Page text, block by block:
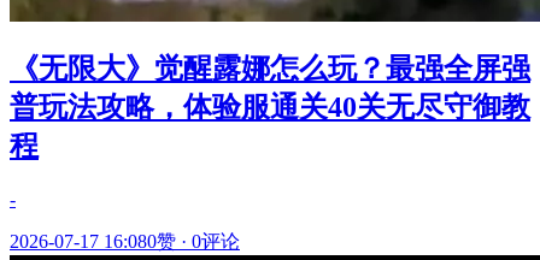
《无限大》觉醒露娜怎么玩？最强全屏强
普玩法攻略，体验服通关40关无尽守御教
程
-
2026-07-17 16:080赞 · 0评论